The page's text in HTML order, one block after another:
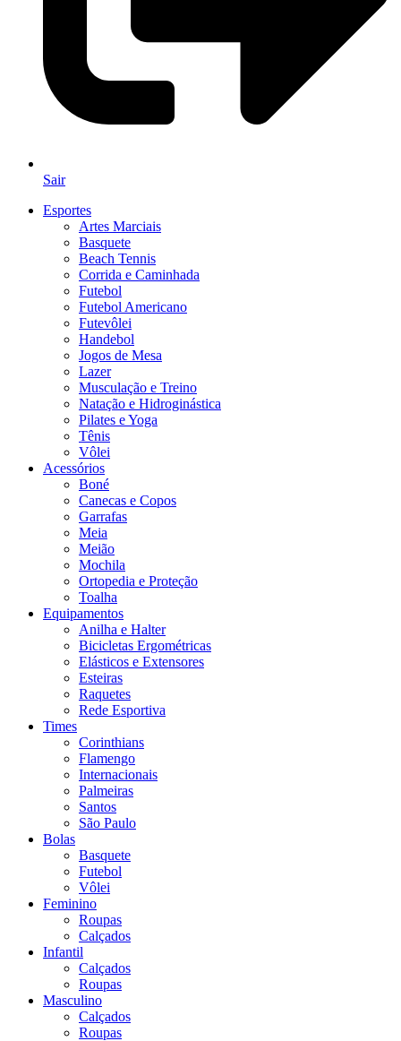
Sair
Esportes
Artes Marciais
Basquete
Beach Tennis
Corrida e Caminhada
Futebol
Futebol Americano
Futevôlei
Handebol
Jogos de Mesa
Lazer
Musculação e Treino
Natação e Hidroginástica
Pilates e Yoga
Tênis
Vôlei
Acessórios
Boné
Canecas e Copos
Garrafas
Meia
Meião
Mochila
Ortopedia e Proteção
Toalha
Equipamentos
Anilha e Halter
Bicicletas Ergométricas
Elásticos e Extensores
Esteiras
Raquetes
Rede Esportiva
Times
Corinthians
Flamengo
Internacionais
Palmeiras
Santos
São Paulo
Bolas
Basquete
Futebol
Vôlei
Feminino
Roupas
Calçados
Infantil
Calçados
Roupas
Masculino
Calçados
Roupas